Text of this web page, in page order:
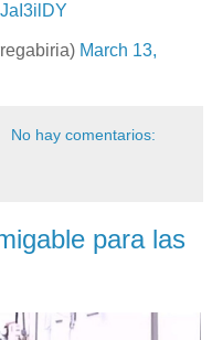
March 13,
No hay comentarios:
para las